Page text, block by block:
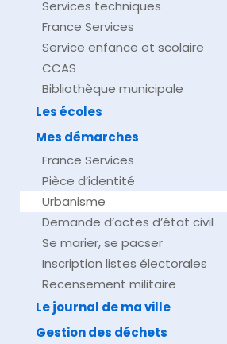
Services techniques
France Services
Service enfance et scolaire
CCAS
Bibliothèque municipale
Les écoles
Mes démarches
France Services
Pièce d’identité
Urbanisme
Demande d’actes d’état civil
Se marier, se pacser
Inscription listes électorales
Recensement militaire
Le journal de ma ville
Gestion des déchets